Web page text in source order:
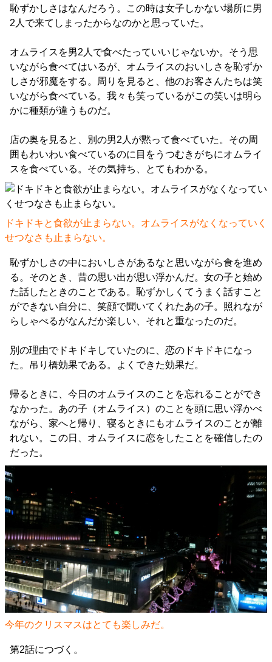
恥ずかしさはなんだろう。この時は女子しかない場所に男
2人で来てしまったからなのかと思っていた。
オムライスを男2人で食べたっていいじゃないか。そう思
いながら食べてはいるが、オムライスのおいしさを恥ずか
しさが邪魔をする。周りを見ると、他のお客さんたちは笑
いながら食べている。我々も笑っているがこの笑いは明ら
かに種類が違うものだ。
店の奥を見ると、別の男2人が黙って食べていた。その周
囲もわいわい食べているのに目をうつむきがちにオムライ
スを食べている。その気持ち、とてもわかる。
ドキドキと食欲が止まらない。オムライスがなくなっていく
せつなさも止まらない。
恥ずかしさの中においしさがあるなと思いながら食を進め
る。そのとき、昔の思い出が思い浮かんだ。女の子と始め
た話したときのことである。恥ずかしくてうまく話すこと
ができない自分に、笑顔で聞いてくれたあの子。照れなが
らしゃべるがなんだか楽しい、それと重なったのだ。
別の理由でドキドキしていたのに、恋のドキドキになっ
た。吊り橋効果である。よくできた効果だ。
帰るときに、今日のオムライスのことを忘れることができ
なかった。あの子（オムライス）のことを頭に思い浮かべ
ながら、家へと帰り、寝るときにもオムライスのことが離
れない。この日、オムライスに恋をしたことを確信したの
だった。
今年のクリスマスはとても楽しみだ。
第2話につづく。